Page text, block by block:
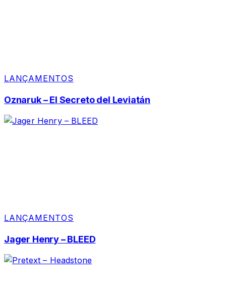
LANÇAMENTOS
Oznaruk – El Secreto del Leviatán
LANÇAMENTOS
Jager Henry – BLEED